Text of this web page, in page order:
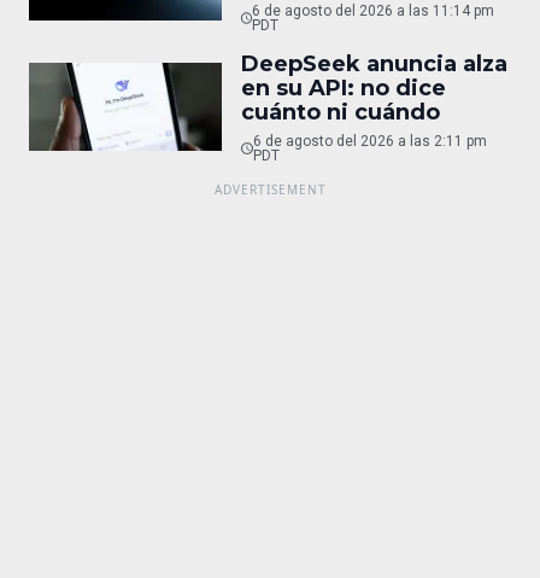
6 de agosto del 2026 a las 11:14 pm
PDT
DeepSeek anuncia alza
en su API: no dice
cuánto ni cuándo
6 de agosto del 2026 a las 2:11 pm
PDT